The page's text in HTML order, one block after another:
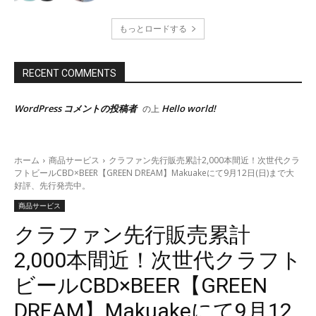
もっとロードする
RECENT COMMENTS
WordPress コメントの投稿者 の上 Hello world!